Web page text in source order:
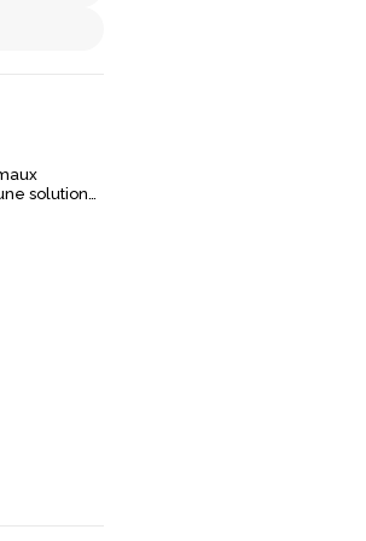
solution
une
anti-
est